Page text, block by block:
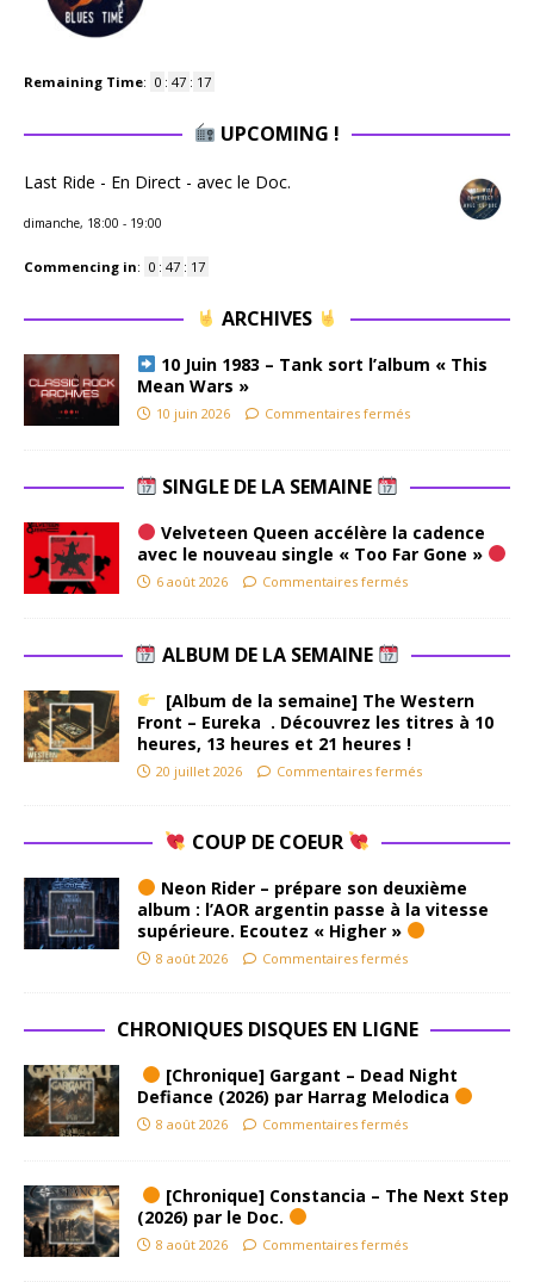
Remaining Time: 0 : 47 : 16
UPCOMING !
Last Ride - En Direct - avec le Doc.
dimanche, 18:00 - 19:00
Commencing in: 0 : 47 : 16
ARCHIVES
10 Juin 1983 – Tank sort l’album « This
Mean Wars »
10 juin 2026 Commentaires fermés
SINGLE DE LA SEMAINE
Velveteen Queen accélère la cadence
avec le nouveau single « Too Far Gone »
6 août 2026 Commentaires fermés
ALBUM DE LA SEMAINE
[Album de la semaine] The Western
Front – Eureka . Découvrez les titres à 10
heures, 13 heures et 21 heures !
20 juillet 2026 Commentaires fermés
COUP DE COEUR
Neon Rider – prépare son deuxième
album : l’AOR argentin passe à la vitesse
supérieure. Ecoutez « Higher »
8 août 2026 Commentaires fermés
CHRONIQUES DISQUES EN LIGNE
[Chronique] Gargant – Dead Night
Defiance (2026) par Harrag Melodica
8 août 2026 Commentaires fermés
[Chronique] Constancia – The Next Step
(2026) par le Doc.
8 août 2026 Commentaires fermés